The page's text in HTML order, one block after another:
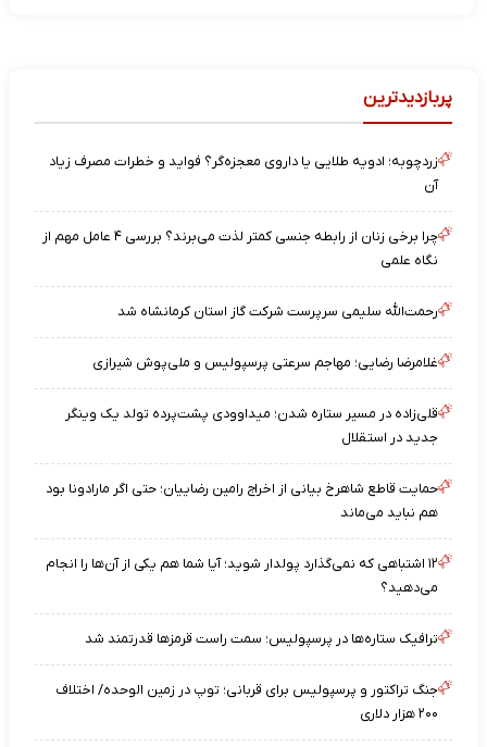
پربازدیدترین
زردچوبه؛ ادویه طلایی یا داروی معجزه‌گر؟ فواید و خطرات مصرف زیاد
آن
چرا برخی زنان از رابطه جنسی کمتر لذت می‌برند؟ بررسی ۴ عامل مهم از
نگاه علمی
رحمت‌الله سلیمی سرپرست شرکت گاز استان کرمانشاه شد
غلامرضا رضایی؛ مهاجم سرعتی پرسپولیس و ملی‌پوش شیرازی
قلی‌زاده در مسیر ستاره شدن؛ میداوودی پشت‌پرده تولد یک وینگر
جدید در استقلال
حمایت قاطع شاهرخ بیانی از اخراج رامین رضاییان؛ حتی اگر مارادونا بود
هم نباید می‌ماند
۱۲ اشتباهی که نمی‌گذارد پولدار شوید؛ آیا شما هم یکی از آن‌ها را انجام
می‌دهید؟
ترافیک ستاره‌ها در پرسپولیس؛ سمت راست قرمزها قدرتمند شد
جنگ تراکتور و پرسپولیس برای قربانی؛ توپ در زمین الوحده/ اختلاف
۲۰۰ هزار دلاری